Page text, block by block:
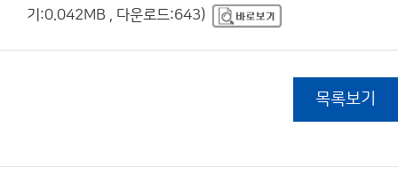
기:0.042MB , 다운로드:643)
목록보기